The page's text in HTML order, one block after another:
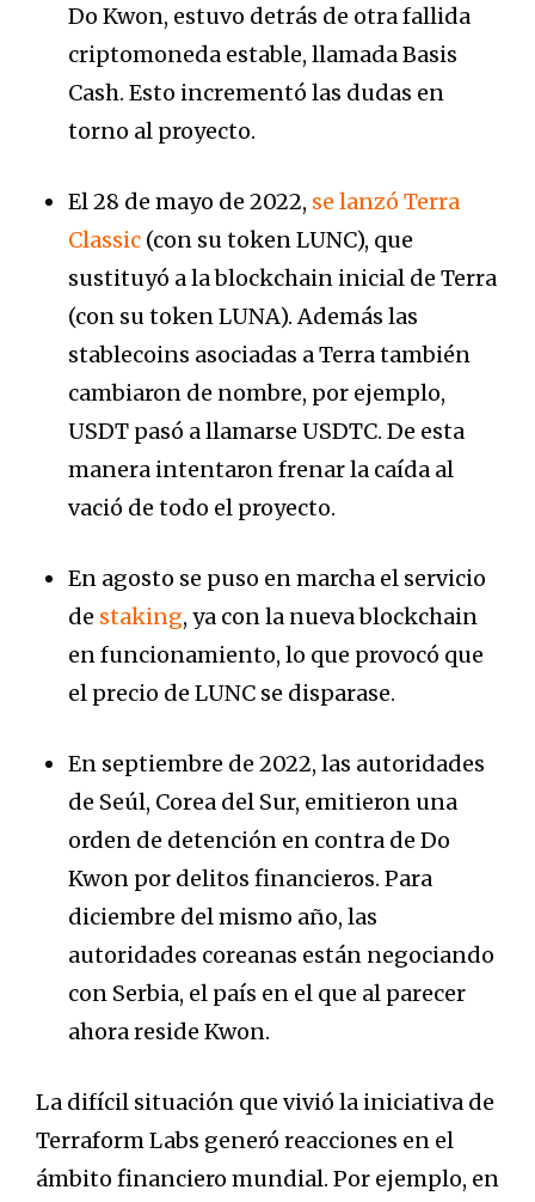
Do Kwon, estuvo detrás de otra fallida
criptomoneda estable, llamada Basis
Cash. Esto incrementó las dudas en
torno al proyecto.
El 28 de mayo de 2022, se lanzó Terra
Classic (con su token LUNC), que
sustituyó a la blockchain inicial de Terra
(con su token LUNA). Además las
stablecoins asociadas a Terra también
cambiaron de nombre, por ejemplo,
USDT pasó a llamarse USDTC. De esta
manera intentaron frenar la caída al
vació de todo el proyecto.
En agosto se puso en marcha el servicio
de staking, ya con la nueva blockchain
en funcionamiento, lo que provocó que
el precio de LUNC se disparase.
En septiembre de 2022, las autoridades
de Seúl, Corea del Sur, emitieron una
orden de detención en contra de Do
Kwon por delitos financieros. Para
diciembre del mismo año, las
autoridades coreanas están negociando
con Serbia, el país en el que al parecer
ahora reside Kwon.
La difícil situación que vivió la iniciativa de
Terraform Labs generó reacciones en el
ámbito financiero mundial. Por ejemplo, en